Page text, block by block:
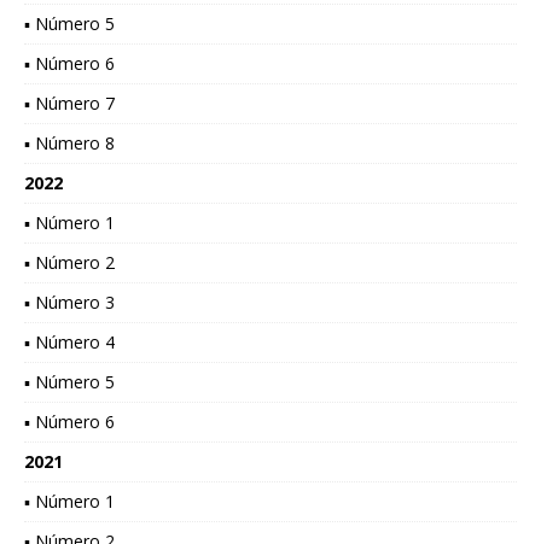
▪ Número 5
▪ Número 6
▪ Número 7
▪ Número 8
2022
▪ Número 1
▪ Número 2
▪ Número 3
▪ Número 4
▪ Número 5
▪ Número 6
2021
▪ Número 1